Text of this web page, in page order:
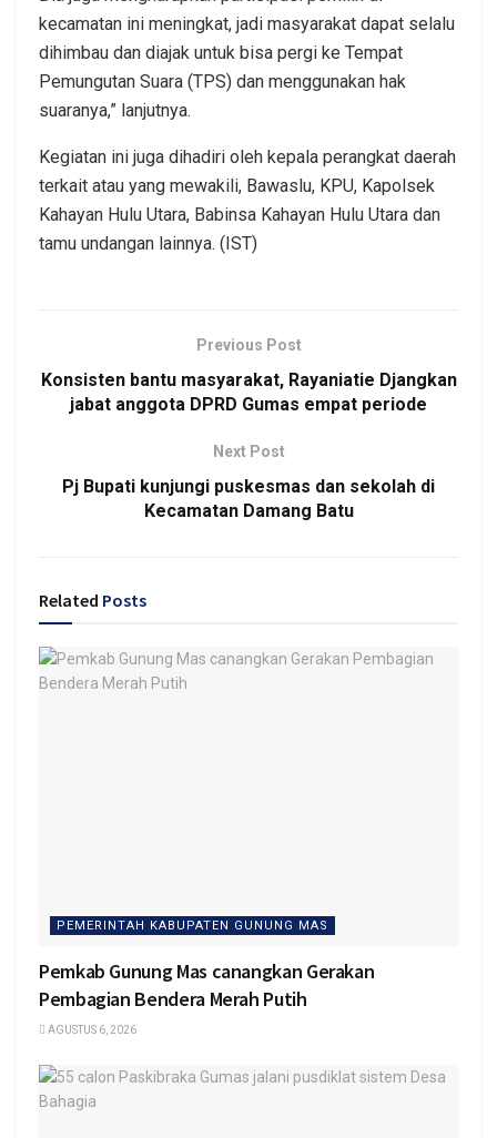
kecamatan ini meningkat, jadi masyarakat dapat selalu
dihimbau dan diajak untuk bisa pergi ke Tempat
Pemungutan Suara (TPS) dan menggunakan hak
suaranya,” lanjutnya.
Kegiatan ini juga dihadiri oleh kepala perangkat daerah
terkait atau yang mewakili, Bawaslu, KPU, Kapolsek
Kahayan Hulu Utara, Babinsa Kahayan Hulu Utara dan
tamu undangan lainnya. (IST)
Previous Post
Konsisten bantu masyarakat, Rayaniatie Djangkan
jabat anggota DPRD Gumas empat periode
Next Post
Pj Bupati kunjungi puskesmas dan sekolah di
Kecamatan Damang Batu
Related Posts
PEMERINTAH KABUPATEN GUNUNG MAS
Pemkab Gunung Mas canangkan Gerakan
Pembagian Bendera Merah Putih
AGUSTUS 6, 2026